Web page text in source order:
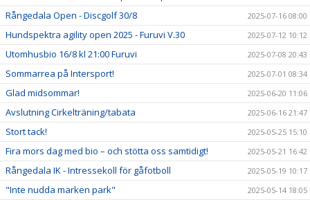
Rångedala Open - Discgolf 30/8 2025-07-16 08:00
Hundspektra agility open 2025 - Furuvi V.30 2025-07-12 10:12
Utomhusbio 16/8 kl 21:00 Furuvi 2025-07-08 20:43
Sommarrea på Intersport! 2025-07-01 08:34
Glad midsommar! 2025-06-20 11:06
Avslutning Cirkelträning/tabata 2025-06-16 21:47
Stort tack! 2025-05-25 15:10
Fira mors dag med bio – och stötta oss samtidigt! 2025-05-21 16:42
Rångedala IK - Intressekoll för gåfotboll 2025-05-19 10:17
"Inte nudda marken park" 2025-05-14 18:05